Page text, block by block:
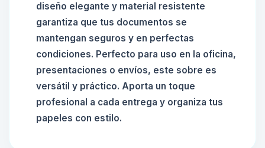
diseño elegante y material resistente
garantiza que tus documentos se
mantengan seguros y en perfectas
condiciones. Perfecto para uso en la oficina,
presentaciones o envíos, este sobre es
versátil y práctico. Aporta un toque
profesional a cada entrega y organiza tus
papeles con estilo.